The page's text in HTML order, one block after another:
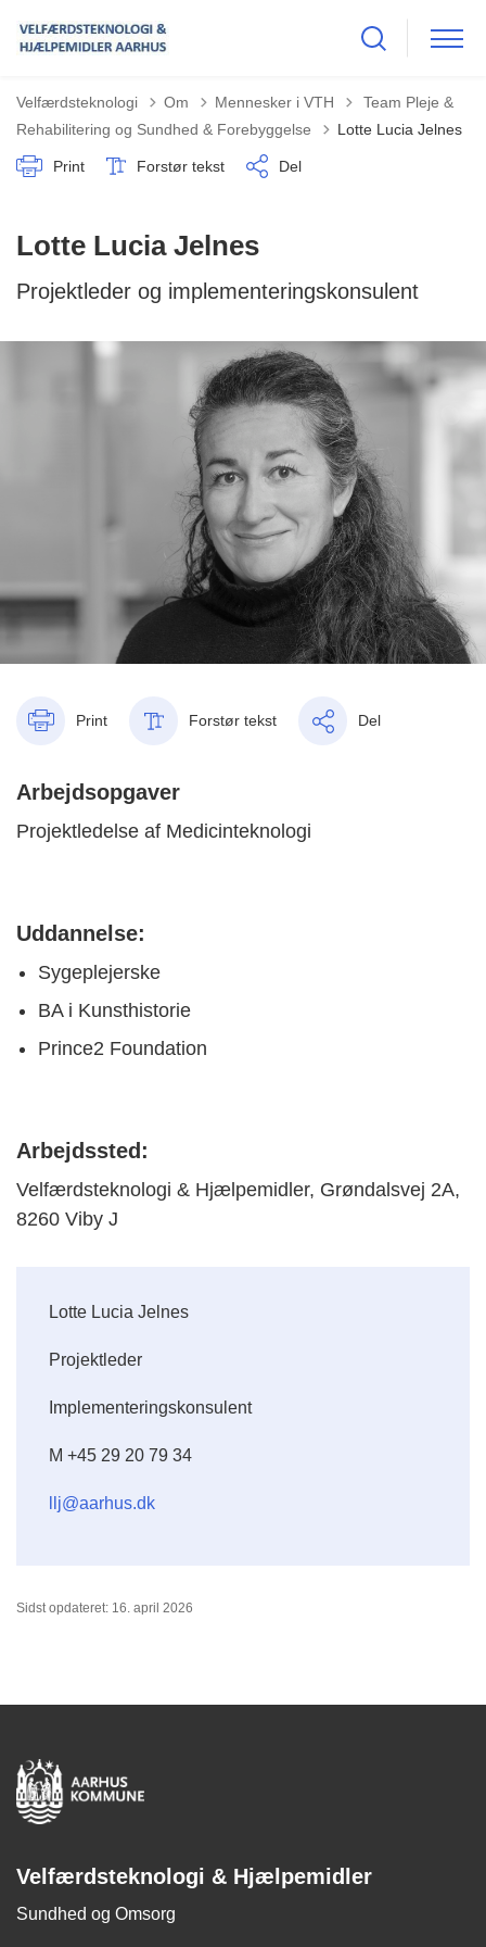
Velfærdsteknologi Om Mennesker i VTH Tilbage til
Team Pleje &
Rehabilitering og Sundhed & Forebyggelse
Lotte Lucia Jelnes
Print Forstør tekst Del
Lotte Lucia Jelnes
Projektleder og implementeringskonsulent
Print Forstør tekst Del
Arbejdsopgaver
Projektledelse af Medicinteknologi
Uddannelse:
Sygeplejerske
BA i Kunsthistorie
Prince2 Foundation
Arbejdssted:
Velfærdsteknologi & Hjælpemidler, Grøndalsvej 2A,
8260 Viby J
Lotte Lucia Jelnes
Projektleder
Implementeringskonsulent
M +45 29 20 79 34
llj@aarhus.dk
Sidst opdateret: 16. april 2026
Velfærdsteknologi & Hjælpemidler
Sundhed og Omsorg